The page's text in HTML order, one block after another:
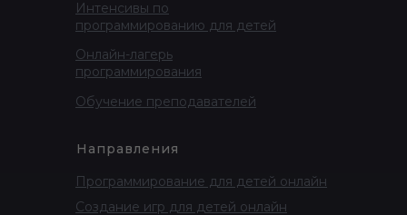
Интенсивы по
программированию для детей
Онлайн-лагерь
программирования
Обучение преподавателей
Направления
Программирование для детей онлайн
Создание игр для детей онлайн